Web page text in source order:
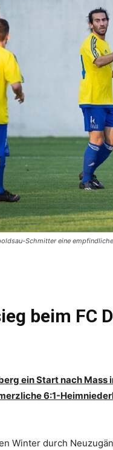
Schmitter eine
beim FC
ein Start nach Mass
6:1-
Winter durch